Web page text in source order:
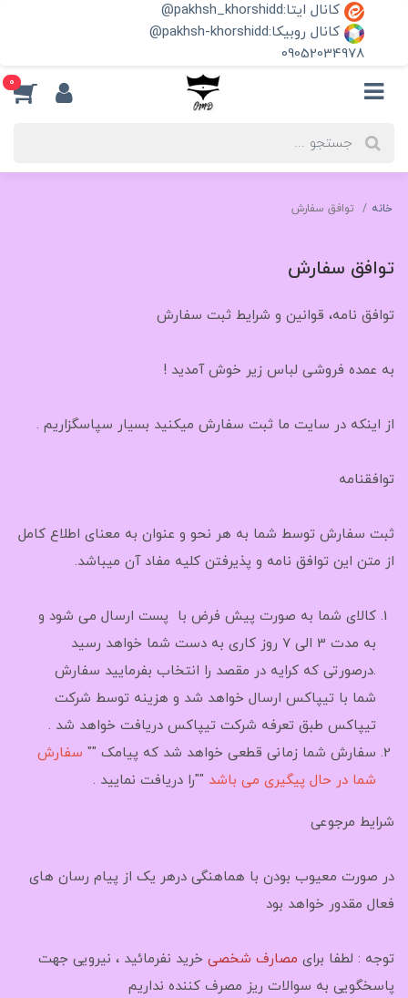
کانال ایتا:pakhsh_khorshidd@
کانال روبیکا:pakhsh-khorshidd@
09052034978
0
خانه توافق سفارش
توافق سفارش
توافق نامه، قوانین و شرایط ثبت سفارش
به عمده فروشی لباس زیر خوش آمدید !
از اینکه در سایت ما ثبت سفارش میکنید بسیار سپاسگزاریم .
توافقنامه
ثبت سفارش توسط شما به هر نحو و عنوان به معنای اطلاع کامل
از متن این توافق نامه و پذیرفتن کلیه مفاد آن میباشد.
کالای شما به صورت پیش فرض با پست ارسال می شود و
به مدت 3 الی 7 روز کاری به دست شما خواهد رسید
.درصورتی که کرایه در مقصد را انتخاب بفرمایید سفارش
شما با تیپاکس ارسال خواهد شد و هزینه توسط شرکت
تیپاکس طبق تعرفه شرکت تیپاکس دریافت خواهد شد .
سفارش شما زمانی قطعی خواهد شد که پیامک "" سفارش
شما در حال پیگیری می باشد ""را دریافت نمایید .
شرایط مرجوعی
در صورت معیوب بودن با هماهنگی درهر یک از پیام رسان های
فعال مقدور خواهد بود
توجه : لطفا برای مصارف شخصی خرید نفرمائید ، نیرویی جهت
پاسخگویی به سوالات ریز مصرف کننده نداریم